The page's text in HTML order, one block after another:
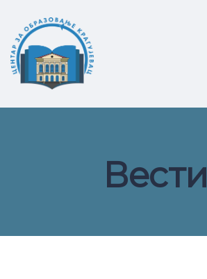
Вести